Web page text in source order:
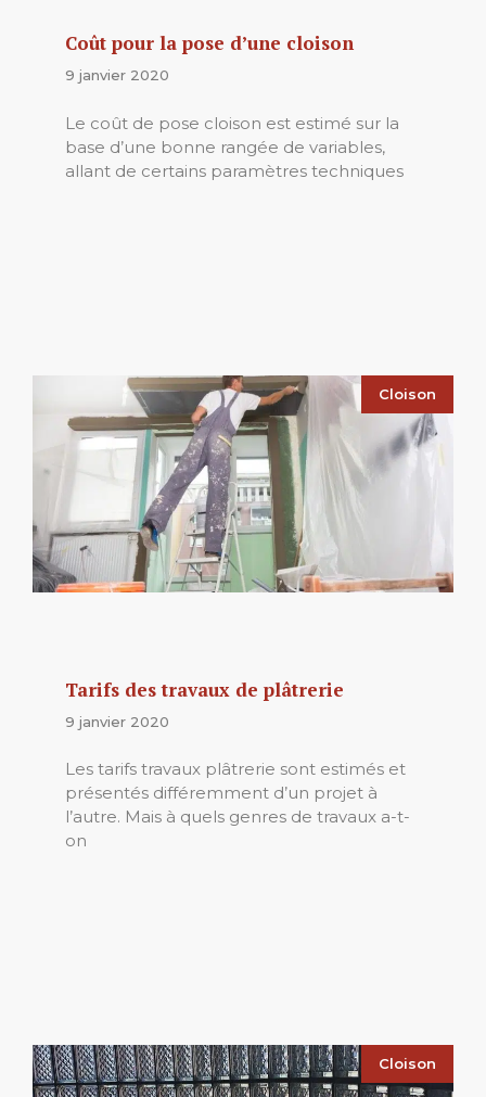
Coût pour la pose d’une cloison
9 janvier 2020
Le coût de pose cloison est estimé sur la
base d’une bonne rangée de variables,
allant de certains paramètres techniques
Cloison
Tarifs des travaux de plâtrerie
9 janvier 2020
Les tarifs travaux plâtrerie sont estimés et
présentés différemment d’un projet à
l’autre. Mais à quels genres de travaux a-t-
on
Cloison